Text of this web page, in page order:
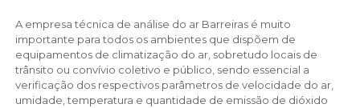
A empresa técnica de análise do ar Barreiras é muito
importante para todos os ambientes que dispõem de
equipamentos de climatização do ar, sobretudo locais de
trânsito ou convívio coletivo e público, sendo essencial a
verificação dos respectivos parâmetros de velocidade do ar,
umidade, temperatura e quantidade de emissão de dióxido